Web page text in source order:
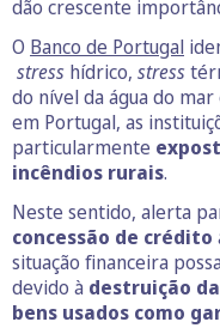
dão crescente
O Banco de Portugal
stress hídrico, stress
do nível da água do
em Portugal, as
particularmente
incêndios rurais.
Neste sentido, alerta
concessão de crédito
situação financeira
devido à destruição
bens usados como